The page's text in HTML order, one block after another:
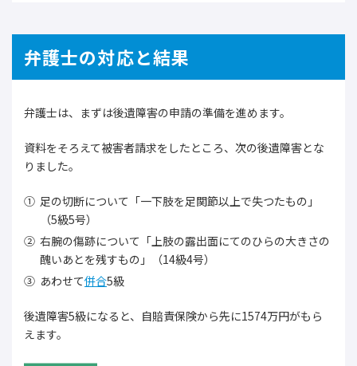
弁護士の対応と結果
弁護士は、まずは後遺障害の申請の準備を進めます。
資料をそろえて被害者請求をしたところ、次の後遺障害とな
りました。
足の切断について「一下肢を足関節以上で失つたもの」
（5級5号）
右腕の傷跡について「上肢の露出面にてのひらの大きさの
醜いあとを残すもの」（14級4号）
あわせて併合5級
後遺障害5級になると、自賠責保険から先に1574万円がもら
えます。